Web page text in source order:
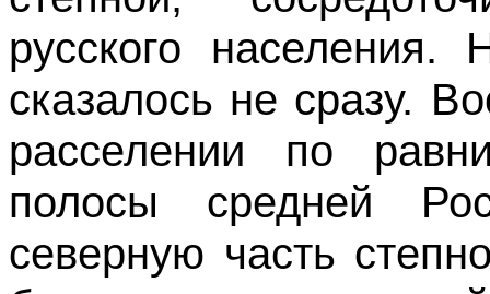
русского населения.
сказалось не сразу.
расселении по
полосы средней
северную часть